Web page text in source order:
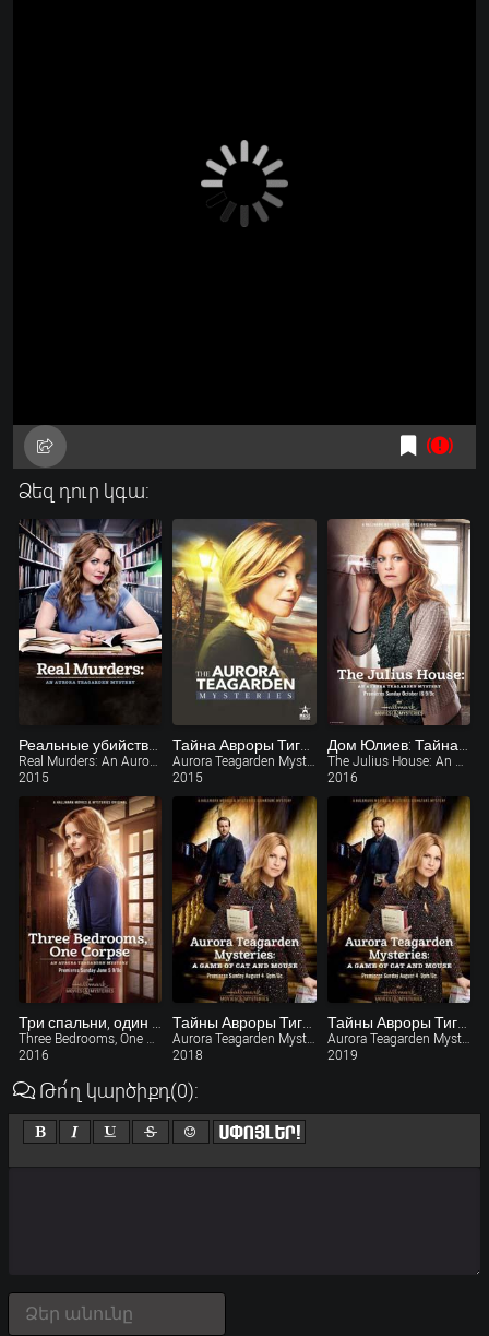
Ձեզ դուր կգա:
Реальные убийства: Тайна Авроры Тигарден (ТВ)
Real Murders: An Aurora Teagarden Mystery
2015
Тайна Авроры Тигадэн: Свести счеты (ТВ)
Aurora Teagarden Mystery: A Bone to Pick
2015
Дом Юлиев: Тайна Авроры Тигарден (ТВ)
The Julius House: An Aurora Teagarden Mystery
2016
Три спальни, один труп. Детектив Аврора Тигарден (ТВ)
Three Bedrooms, One Corpse: An Aurora Teagarden Mystery
2016
Тайны Авроры Тигарден: Игра в прятки (ТВ)
Aurora Teagarden Mysteries: The Disappearing Game
2018
Тайны Авроры Тигарден: Игра в кошки-мышки (ТВ) / Aurora Teagarden Mysteries: A Game of Cat and Mouse (2019)
Aurora Teagarden Mysteries: A Game of Cat and Mouse
2019
Թո՛ղ կարծիքդ(0):